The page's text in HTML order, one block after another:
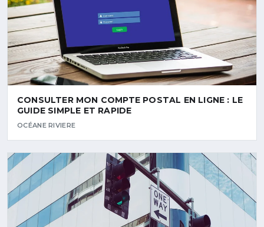
CONSULTER MON COMPTE POSTAL EN LIGNE : LE
GUIDE SIMPLE ET RAPIDE
OCÉANE RIVIERE